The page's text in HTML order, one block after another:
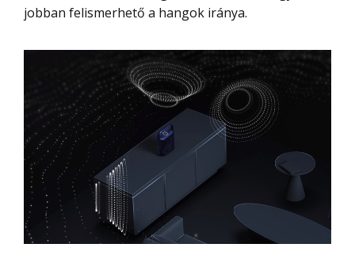
jobban felismerhető a hangok iránya.